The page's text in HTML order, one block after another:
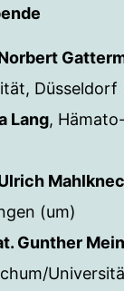
Düsseldorf
Lang,
(um)
Gunther